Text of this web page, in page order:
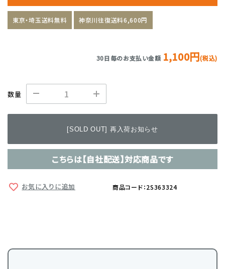
東京・埼玉送料無料 神奈川往復送料6,600円
30日毎のお支払い金額 1,100円(税込)
数量
[SOLD OUT] 再入荷お知らせ
こちらは【自社配送】対応商品です
お気に入りに追加 商品コード：2S363324